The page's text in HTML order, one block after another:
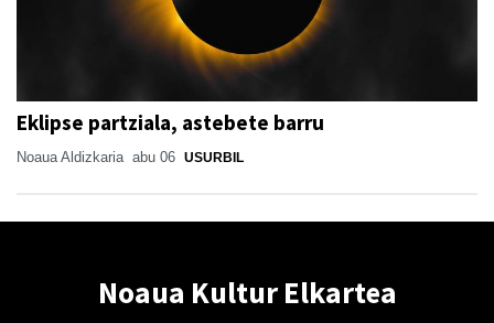
Eklipse partziala, astebete barru
Noaua Aldizkaria abu 06 USURBIL
Noaua Kultur Elkartea